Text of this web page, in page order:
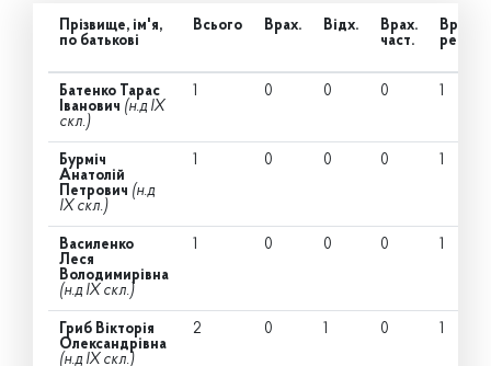
Прізвище, ім'я,
по батькові
Всього Врах. Відх.
Врах.
част.
Врах.
ред.
Батенко Тарас
Іванович (н.д IX
скл.)
1 0 0 0 1
Бурміч
Анатолій
Петрович (н.д
IX скл.)
1 0 0 0 1
Василенко
Леся
Володимирівна
(н.д IX скл.)
1 0 0 0 1
Гриб Вікторія
Олександрівна
(н.д IX скл.)
2 0 1 0 1